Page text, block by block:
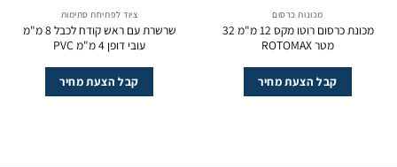
מכונות כרסום
מכונת כרסום רוטו מקס 12 מ"מ 32
מטר ROTOMAX
קבל הצעת מחיר
ציוד לפתיחת סתימות
שרשרת עם ראש קודח לכבל 8 מ"מ
עובי דופן 4 מ"מ PVC
קבל הצעת מחיר